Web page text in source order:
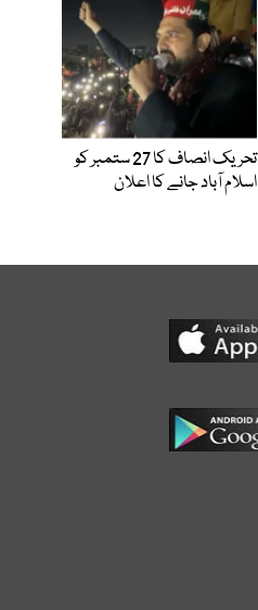
تحریک انصاف کا 27 ستمبر کو
اسلام آباد جانے کا اعلان